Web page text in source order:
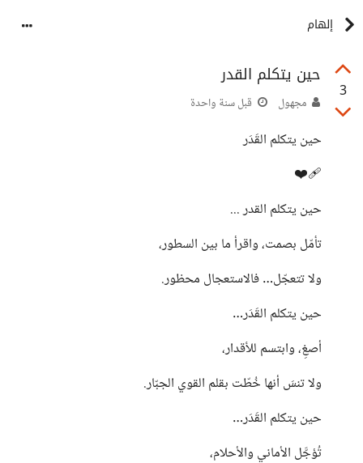
إلهام
3
حين يتكلم القدر
مجهول قبل سنة واحدة
حين يتكلم القَدَر
❤️‍🩹
حين يتكلم القدر ...
تأمّل بصمت، واقرأ ما بين السطور،
ولا تتعجّل… فالاستعجال محظور.
حين يتكلم القَدَر…
أصغِ، وابتسم للأقدار،
ولا تنسَ أنها خُطّت بقلم القوي الجبّار.
حين يتكلم القَدَر…
تُؤجَّل الأماني والأحلام،